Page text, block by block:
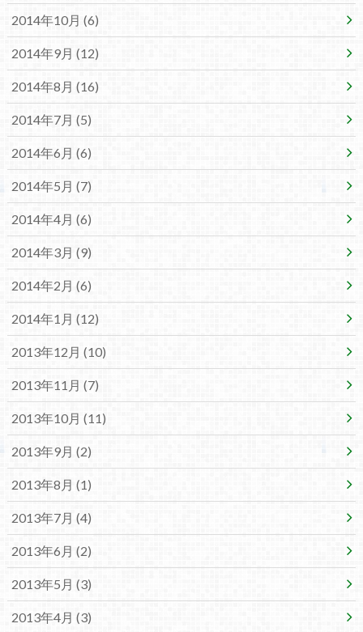
2014年10月 (6)
2014年9月 (12)
2014年8月 (16)
2014年7月 (5)
2014年6月 (6)
2014年5月 (7)
2014年4月 (6)
2014年3月 (9)
2014年2月 (6)
2014年1月 (12)
2013年12月 (10)
2013年11月 (7)
2013年10月 (11)
2013年9月 (2)
2013年8月 (1)
2013年7月 (4)
2013年6月 (2)
2013年5月 (3)
2013年4月 (3)